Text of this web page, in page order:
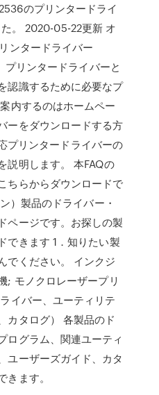
のプリンタードライ
。 2020-05-22更新 オ
ンタードライバー
リンタードライバーと
認識するために必要なプ
内するのはホームペー
ーをダウンロードする方
プリンタードライバーの
説明します。 本FAQの
ちらからダウンロードで
）製品のドライバー・
ページです。お探しの製
できます 1．知りたい製
でください。 インクジ
; モノクロレーザープリ
イバー、ユーティリテ
カタログ） 各製品のド
ログラム、関連ユーティ
ユーザーズガイド、カタ
ます。